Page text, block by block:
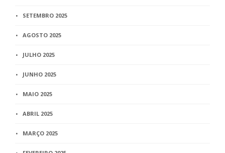
SETEMBRO 2025
AGOSTO 2025
JULHO 2025
JUNHO 2025
MAIO 2025
ABRIL 2025
MARÇO 2025